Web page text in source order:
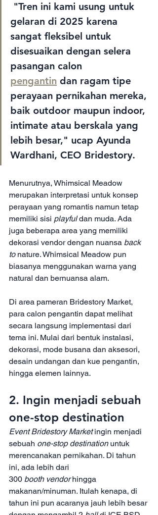
"Tren ini kami usung untuk
gelaran di 2025 karena
sangat fleksibel untuk
disesuaikan dengan selera
pasangan calon
pengantin dan ragam tipe
perayaan pernikahan mereka,
baik outdoor maupun indoor,
intimate atau berskala yang
lebih besar," ucap Ayunda
Wardhani, CEO Bridestory.
Menurutnya, Whimsical Meadow
merupakan interpretasi untuk konsep
perayaan yang romantis namun tetap
memiliki sisi playful dan muda. Ada
juga beberapa area yang memiliki
dekorasi vendor dengan nuansa back
to nature. Whimsical Meadow pun
biasanya menggunakan warna yang
natural dan bernuansa alam.
Di area pameran Bridestory Market,
para calon pengantin dapat melihat
secara langsung implementasi dari
tema ini. Mulai dari bentuk instalasi,
dekorasi, mode busana dan aksesori,
desain undangan dan kue pengantin,
hingga elemen lainnya.
2. Ingin menjadi sebuah
one-stop destination
Event Bridestory Market ingin menjadi
sebuah one-stop destination untuk
merencanakan pernikahan. Di tahun
ini, ada lebih dari
300 booth vendor hingga
makanan/minuman. Itulah kenapa, di
tahun ini pun acaranya jauh lebih besar